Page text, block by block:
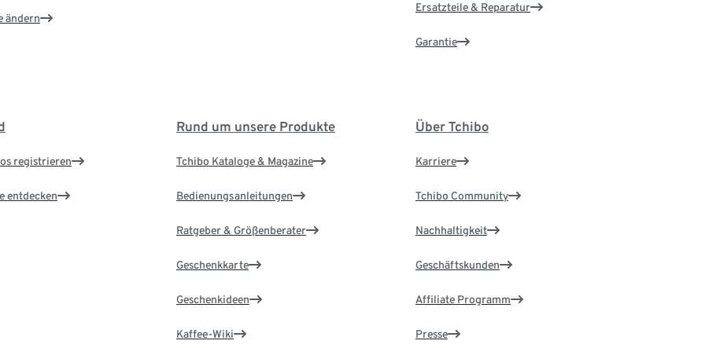
ändern
Ersatzteile & Reparatur
Garantie
registrieren
entdecken
Rund um unsere Produkte
Tchibo Kataloge & Magazine
Bedienungsanleitungen
Ratgeber & Größenberater
Geschenkkarte
Geschenkideen
Kaffee-Wiki
Über Tchibo
Karriere
Tchibo Community
Nachhaltigkeit
Geschäftskunden
Affiliate Programm
Presse